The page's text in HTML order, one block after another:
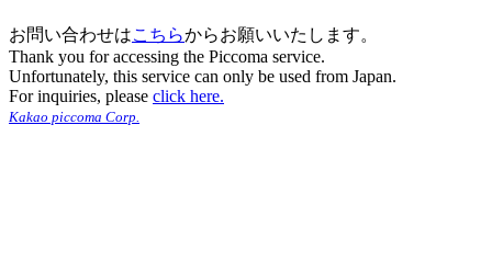
お問い合わせはこちらからお願いいたします。
Thank you for accessing the Piccoma service.
Unfortunately, this service can only be used from Japan.
For inquiries, please click here.
Kakao piccoma Corp.